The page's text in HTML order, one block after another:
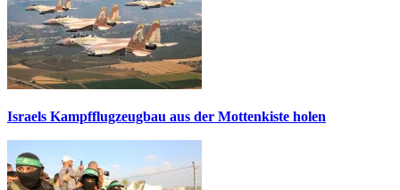
Israels Kampfflugzeugbau aus der Mottenkiste holen